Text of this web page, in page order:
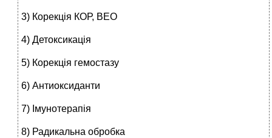
3) Корекція КОР, ВЕО
4) Детоксикація
5) Корекція гемостазу
6) Антиоксиданти
7) Імунотерапія
8) Радикальна обробка